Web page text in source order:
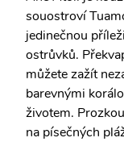
souostroví
jedinečnou
ostrůvků.
můžete zažít
barevnými
životem.
na písečných